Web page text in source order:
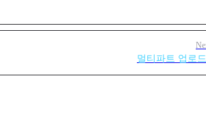
멀티파트 업로